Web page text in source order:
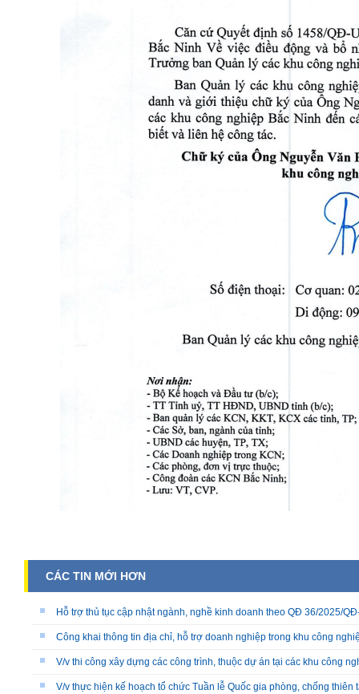
CÁC TIN MỚI HƠN
Hỗ trợ thủ tục cập nhật ngành, nghề kinh doanh theo QĐ 36/2025/
Công khai thông tin địa chỉ, hỗ trợ doanh nghiệp trong khu công
V/v thi công xây dựng các công trình, thuộc dự án tại các khu công
V/v thực hiện kế hoạch tổ chức Tuần lễ Quốc gia phòng, chống thiên